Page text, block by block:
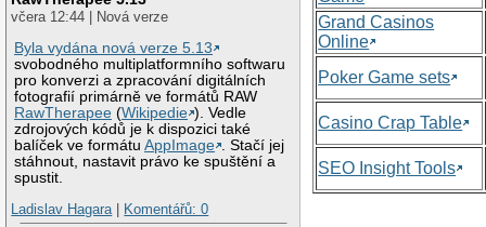
včera 12:44 | Nová verze
Byla vydána nová verze 5.13
svobodného multiplatformního softwaru
pro konverzi a zpracování digitálních
fotografií primárně ve formátů RAW
RawTherapee (Wikipedie ). Vedle
zdrojových kódů je k dispozici také
balíček ve formátuAppImage
. Stačí jej
stáhnout, nastavit právo ke spuštění a
spustit.
Ladislav Hagara| Komentářů: 0
Grand Casinos
Online
Poker Game sets
Casino Crap Table
SEO Insight Tools